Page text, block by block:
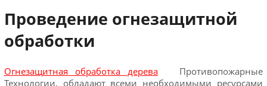
Проведение огнезащитной
обработки
Огнезащитная обработка дереваПротивопожарные
Технологии, обладают всеми необходимыми ресурсами